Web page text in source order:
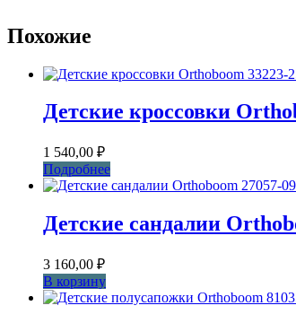
Похожие
Детские кроссовки
1 540,00 ₽
Подробнее
Детские сандалии
3 160,00 ₽
В корзину